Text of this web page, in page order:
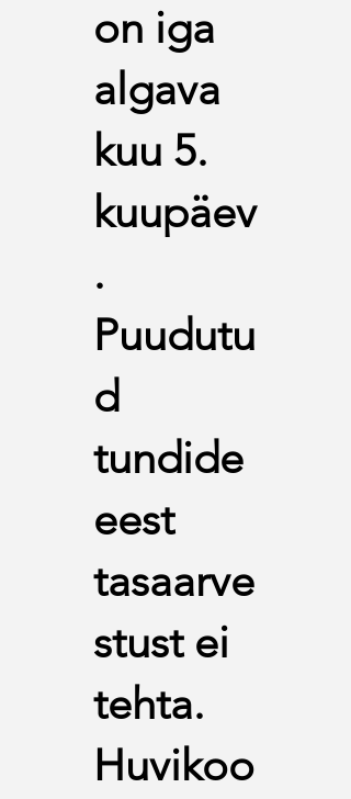
on iga
algava
kuu 5.
kuupäev
.
Puudutu
d
tundide
eest
tasaarve
stust ei
tehta.
Huvikoo